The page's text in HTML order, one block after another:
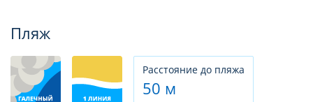
Пляж
Расстояние до пляжа
50 м